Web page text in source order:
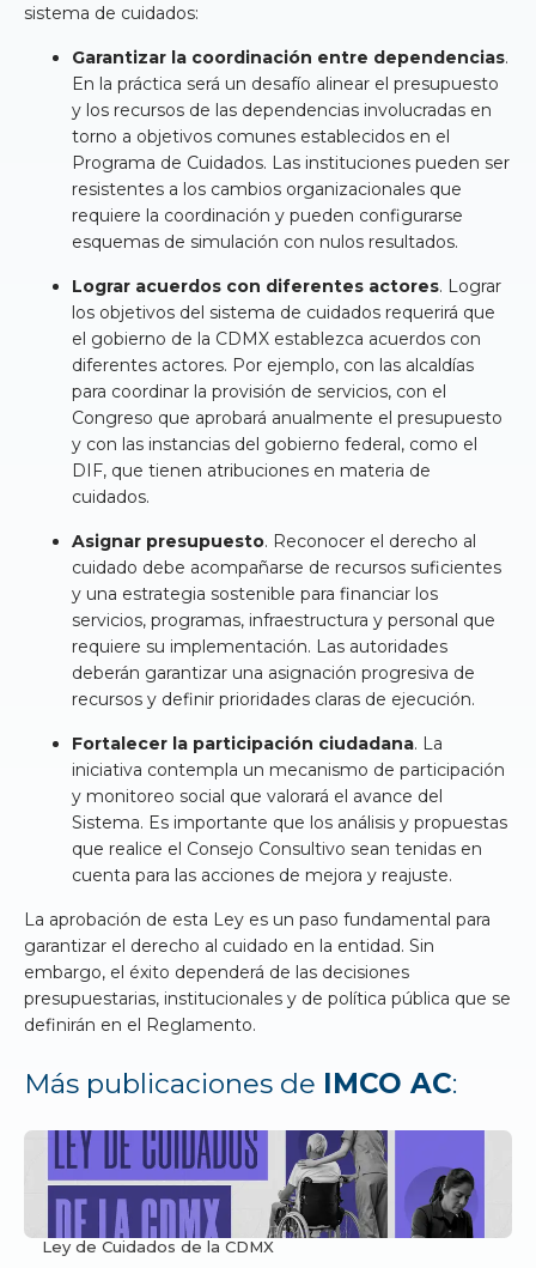
sistema de cuidados:
Garantizar la coordinación entre dependencias.
En la práctica será un desafío alinear el presupuesto
y los recursos de las dependencias involucradas en
torno a objetivos comunes establecidos en el
Programa de Cuidados. Las instituciones pueden ser
resistentes a los cambios organizacionales que
requiere la coordinación y pueden configurarse
esquemas de simulación con nulos resultados.
Lograr acuerdos con diferentes actores. Lograr
los objetivos del sistema de cuidados requerirá que
el gobierno de la CDMX establezca acuerdos con
diferentes actores. Por ejemplo, con las alcaldías
para coordinar la provisión de servicios, con el
Congreso que aprobará anualmente el presupuesto
y con las instancias del gobierno federal, como el
DIF, que tienen atribuciones en materia de
cuidados.
Asignar presupuesto. Reconocer el derecho al
cuidado debe acompañarse de recursos suficientes
y una estrategia sostenible para financiar los
servicios, programas, infraestructura y personal que
requiere su implementación. Las autoridades
deberán garantizar una asignación progresiva de
recursos y definir prioridades claras de ejecución.
Fortalecer la participación ciudadana. La
iniciativa contempla un mecanismo de participación
y monitoreo social que valorará el avance del
Sistema. Es importante que los análisis y propuestas
que realice el Consejo Consultivo sean tenidas en
cuenta para las acciones de mejora y reajuste.
La aprobación de esta Ley es un paso fundamental para
garantizar el derecho al cuidado en la entidad. Sin
embargo, el éxito dependerá de las decisiones
presupuestarias, institucionales y de política pública que se
definirán en el Reglamento.
Más publicaciones de IMCO AC:
Ley de Cuidados de la CDMX